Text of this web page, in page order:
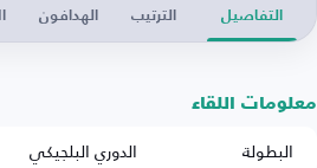
التفاصيل الترتيب الهدافون
معلومات اللقاء
البطولة
الدوري البلجيكي